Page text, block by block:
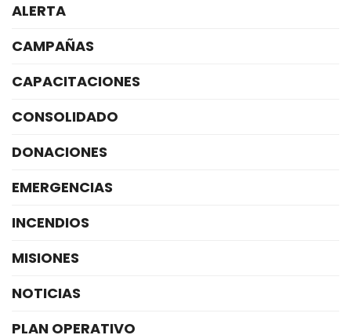
ALERTA
CAMPAÑAS
CAPACITACIONES
CONSOLIDADO
DONACIONES
EMERGENCIAS
INCENDIOS
MISIONES
NOTICIAS
PLAN OPERATIVO